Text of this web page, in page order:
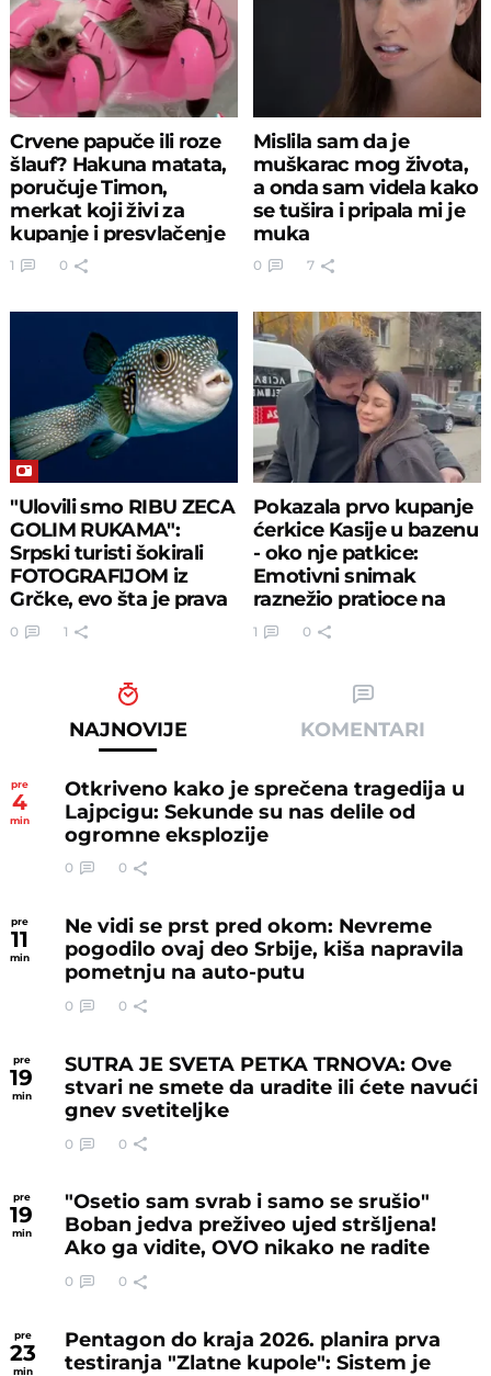
Crvene papuče ili roze
šlauf? Hakuna matata,
poručuje Timon,
merkat koji živi za
kupanje i presvlačenje
1 0
Mislila sam da je
muškarac mog života,
a onda sam videla kako
se tušira i pripala mi je
muka
0 7
"Ulovili smo RIBU ZECA
GOLIM RUKAMA":
Srpski turisti šokirali
FOTOGRAFIJOM iz
Grčke, evo šta je prava
istina
0 1
Pokazala prvo kupanje
ćerkice Kasije u bazenu
- oko nje patkice:
Emotivni snimak
raznežio pratioce na
mrežama
1 0
NAJNOVIJE KOMENTARI
pre
4
min
Otkriveno kako je sprečena tragedija u
Lajpcigu: Sekunde su nas delile od
ogromne eksplozije
0 0
pre
11
min
Ne vidi se prst pred okom: Nevreme
pogodilo ovaj deo Srbije, kiša napravila
pometnju na auto-putu
0 0
pre
19
min
SUTRA JE SVETA PETKA TRNOVA: Ove
stvari ne smete da uradite ili ćete navući
gnev svetiteljke
0 0
pre
19
min
"Osetio sam svrab i samo se srušio"
Boban jedva preživeo ujed stršljena!
Ako ga vidite, OVO nikako ne radite
0 0
pre
23
min
Pentagon do kraja 2026. planira prva
testiranja "Zlatne kupole": Sistem je